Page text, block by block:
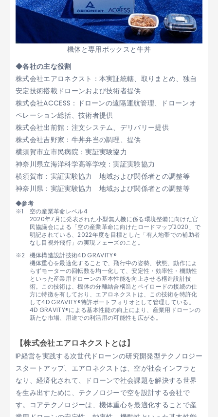
機体と専用ボックスと牛丼
◆各社の主な役割
株式会社エアロネクスト：本実証統轄、取りまとめ、独自
安定技術搭載ドローンおよび技術者提供
株式会社ACCESS：ドローンの遠隔運航管理、ドローンオ
ペレーション総括、技術者提供
株式会社出前館：注文システム、デリバリー提供
株式会社吉野家：牛丼弁当の調理、提供
横須賀市立市民病院：実証実験協力
神奈川県立海洋科学高等学校：実証実験協力
横須賀市：実証実験協力 地域および関係者との調整等
神奈川県：実証実験協力 地域および関係者との調整等
◆参考
空の産業革命レベル4
2020年7月に発表された小型無人機に係る環境整備に向けた官
民協議会による「空の産業革命に向けたロードマップ2020」で
明記されている、2022年度を目標とした「有人地帯での補助者
なし目視外飛行」の実現フェーズのこと。
機体構造設計技術4D GRAVITY®
機体重心を最適化することで、飛行中の姿勢、状態、動作によ
らずモーターの回転数を均一化して、安定性・効率性・機動性
といった産業用ドローンの基本性能を向上させる構造設計技
術。この技術は、機体の分離結合構造とペイロードの接続の仕
方に特徴を有しており、エアロネクストは、この技術を特許化
して4D GRAVITY®特許ポートフォリオとして管理している。
4D GRAVITY®による基本性能の向上により、産業用ドローンの
新たな市場、用途での利活用の可能性も広がる。
【株式会社エアロネクストとは】
IP経営を実践する次世代ドローンの研究開発型テクノロジー
スタートアップ、エアロネクストは、空が社会インフラと
なり、経済化されて、ドローンで社会課題を解決する世界
を生み出すために、テクノロジーで空を設計する会社で
す。コアテクノロジーは、機体重心を最適化することで産